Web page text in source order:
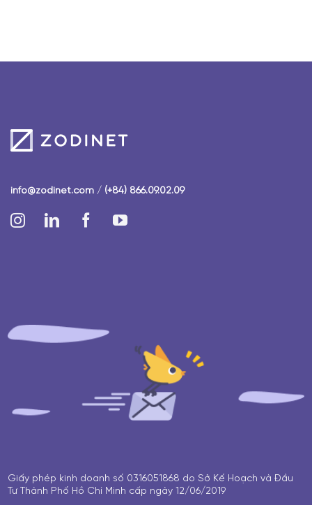
info@zodinet.com/ (+84) 866.09.02.09
Giấy phép kinh doanh số 0316051868 do Sở Kế Hoạch và Đầu
Tư Thành Phố Hồ Chí Minh cấp ngày 12/06/2019